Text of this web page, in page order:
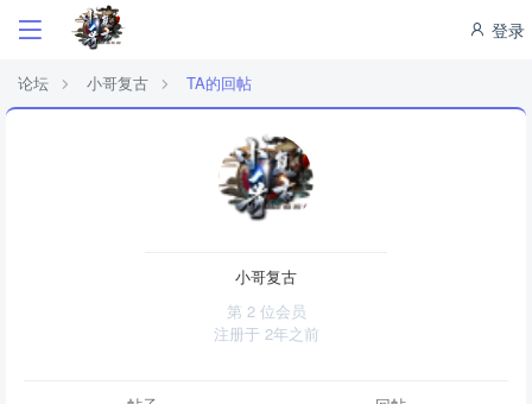
登录
论坛 小哥复古 TA的回帖
小哥复古
第 2 位会员
注册于 2年之前